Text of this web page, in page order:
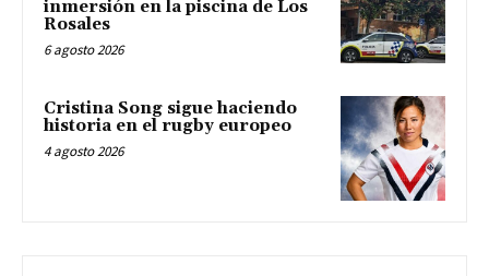
inmersión en la piscina de Los
Rosales
6 agosto 2026
Cristina Song sigue haciendo
historia en el rugby europeo
4 agosto 2026